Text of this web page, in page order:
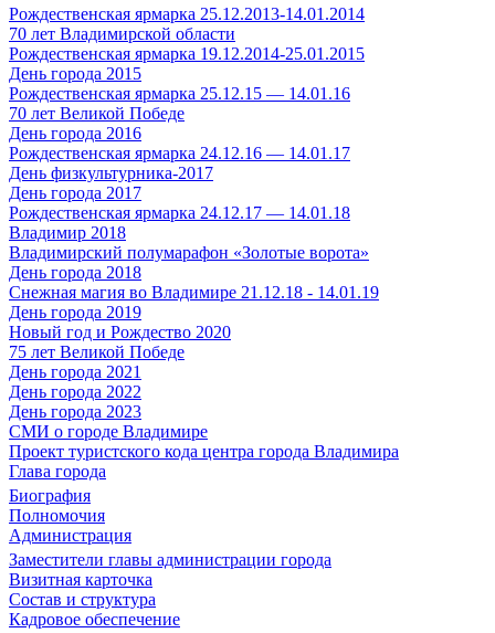
Рождественская ярмарка 25.12.2013-14.01.2014
70 лет Владимирской области
Рождественская ярмарка 19.12.2014-25.01.2015
День города 2015
Рождественская ярмарка 25.12.15 — 14.01.16
70 лет Великой Победе
День города 2016
Рождественская ярмарка 24.12.16 — 14.01.17
День физкультурника-2017
День города 2017
Рождественская ярмарка 24.12.17 — 14.01.18
Владимир 2018
Владимирский полумарафон «Золотые ворота»
День города 2018
Снежная магия во Владимире 21.12.18 - 14.01.19
День города 2019
Новый год и Рождество 2020
75 лет Великой Победе
День города 2021
День города 2022
День города 2023
СМИ о городе Владимире
Проект туристского кода центра города Владимира
Глава города
Биография
Полномочия
Администрация
Заместители главы администрации города
Визитная карточка
Состав и структура
Кадровое обеспечение